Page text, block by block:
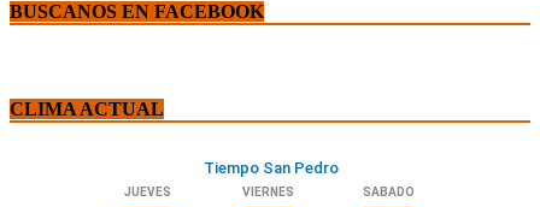
BUSCANOS EN FACEBOOK
CLIMA ACTUAL